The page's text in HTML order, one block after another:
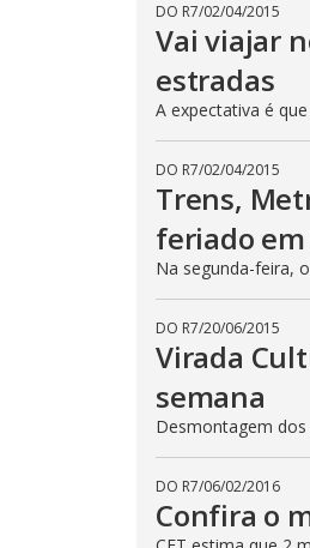
DO R7/02/04/2015
Vai viajar
estradas
A expectativa é
DO R7/02/04/2015
Trens,
feriado em
Na segunda-feira,
DO R7/20/06/2015
Virada
semana
Desmontagem dos
DO R7/06/02/2016
Confira o